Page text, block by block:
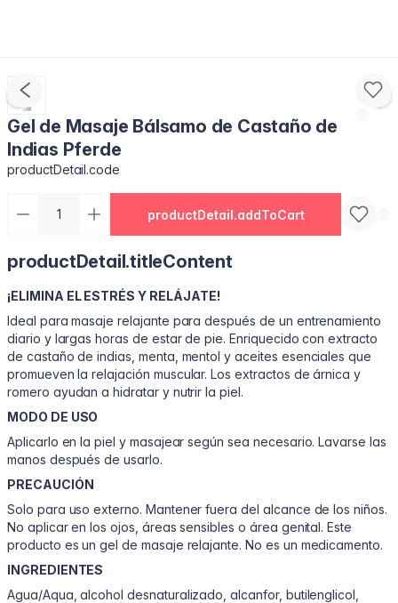
Gel de Masaje Bálsamo de Castaño de
Indias Pferde
productDetail.code
productDetail.addToCart
productDetail.titleContent
¡ELIMINA EL ESTRÉS Y RELÁJATE!
Ideal para masaje relajante para después de un entrenamiento
diario y largas horas de estar de pie. Enriquecido con extracto
de castaño de indias, menta, mentol y aceites esenciales que
promueven la relajación muscular. Los extractos de árnica y
romero ayudan a hidratar y nutrir la piel.
MODO DE USO
Aplicarlo en la piel y masajear según sea necesario. Lavarse las
manos después de usarlo.
PRECAUCIÓN
Solo para uso externo. Mantener fuera del alcance de los niños.
No aplicar en los ojos, áreas sensibles o área genital. Este
producto es un gel de masaje relajante. No es un medicamento.
INGREDIENTES
Agua/Aqua, alcohol desnaturalizado, alcanfor, butilenglicol,